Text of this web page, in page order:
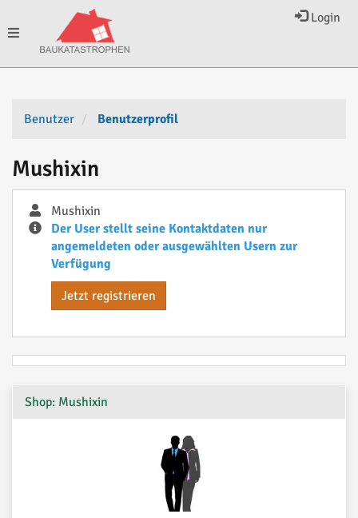
Login
Toggle
Benutzer
Benutzerprofil
Mushixin
Mushixin
Der User stellt seine Kontaktdaten nur
angemeldeten oder ausgewählten Usern zur
Verfügung
Jetzt registrieren
Shop: Mushixin